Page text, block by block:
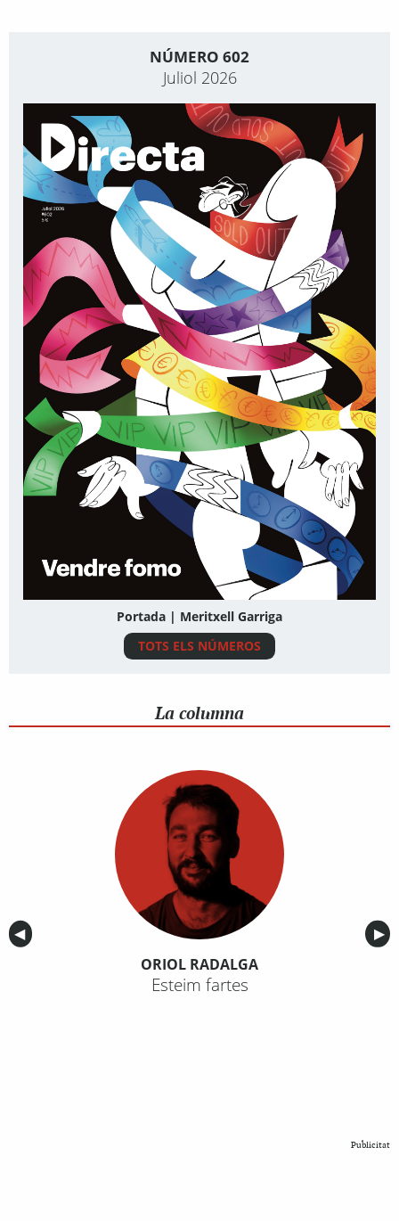
NÚMERO 602
Juliol 2026
Portada | Meritxell Garriga
TOTS ELS NÚMEROS
La columna
Anterior
◀︎ ▶︎
ORIOL RADALGA
Esteim fartes
Publicitat